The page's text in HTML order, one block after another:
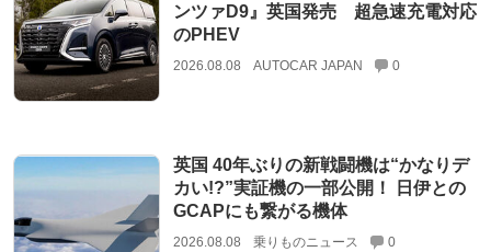
ンツァD9』英国発売 超急速充電対応
のPHEV
2026.08.08 AUTOCAR JAPAN 0
英国 40年ぶりの新戦闘機は“かなりデ
カい!?”実証機の一部公開！ 日伊との
GCAPにも繋がる機体
2026.08.08 乗りものニュース 0